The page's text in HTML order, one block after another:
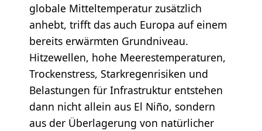
globale Mitteltemperatur zusätzlich
anhebt, trifft das auch Europa auf einem
bereits erwärmten Grundniveau.
Hitzewellen, hohe Meerestemperaturen,
Trockenstress, Starkregenrisiken und
Belastungen für Infrastruktur entstehen
dann nicht allein aus El Niño, sondern
aus der Überlagerung von natürlicher